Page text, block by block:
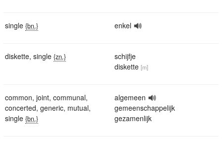
single {bn.} enkel
diskette, single {zn.}
schijfje
diskette [m]
common, joint, communal,
concerted, generic, mutual,
single {bn.}
algemeen
gemeenschappelijk
gezamenlijk